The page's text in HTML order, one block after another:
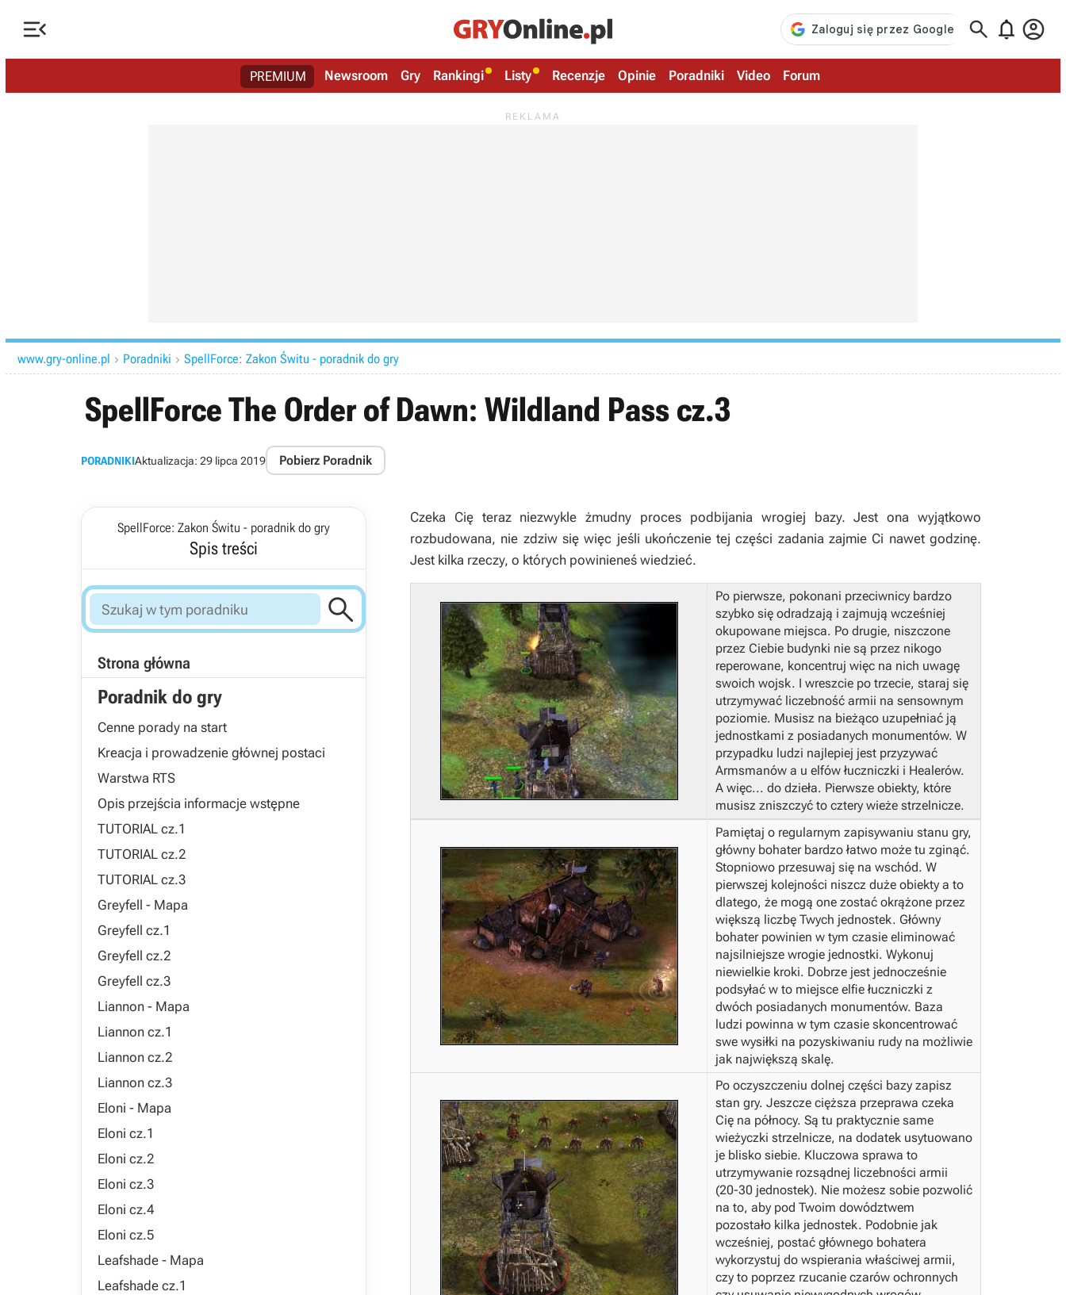
   
PREMIUM Newsroom Gry Rankingi Listy Recenzje Opinie Poradniki Video Forum
www.gry-online.pl  Poradniki  SpellForce: Zakon Świtu - poradnik do gry
SpellForce The Order of Dawn: Wildland Pass cz.3
PORADNIKIAktualizacja: 29 lipca 2019 Pobierz Poradnik
SpellForce: Zakon Świtu - poradnik do gry
Spis treści

Strona główna
Poradnik do gry
Cenne porady na start
Kreacja i prowadzenie głównej postaci
Warstwa RTS
Opis przejścia informacje wstępne
TUTORIAL cz.1
TUTORIAL cz.2
TUTORIAL cz.3
Greyfell - Mapa
Greyfell cz.1
Greyfell cz.2
Greyfell cz.3
Liannon - Mapa
Liannon cz.1
Liannon cz.2
Liannon cz.3
Eloni - Mapa
Eloni cz.1
Eloni cz.2
Eloni cz.3
Eloni cz.4
Eloni cz.5
Leafshade - Mapa
Leafshade cz.1
Czeka Cię teraz niezwykle żmudny proces podbijania wrogiej bazy. Jest ona wyjątkowo
rozbudowana, nie zdziw się więc jeśli ukończenie tej części zadania zajmie Ci nawet godzinę.
Jest kilka rzeczy, o których powinieneś wiedzieć.
Po pierwsze, pokonani przeciwnicy bardzo
szybko się odradzają i zajmują wcześniej
okupowane miejsca. Po drugie, niszczone
przez Ciebie budynki nie są przez nikogo
reperowane, koncentruj więc na nich uwagę
swoich wojsk. I wreszcie po trzecie, staraj się
utrzymywać liczebność armii na sensownym
poziomie. Musisz na bieżąco uzupełniać ją
jednostkami z posiadanych monumentów. W
przypadku ludzi najlepiej jest przyzywać
Armsmanów a u elfów łuczniczki i Healerów.
A więc... do dzieła. Pierwsze obiekty, które
musisz zniszczyć to cztery wieże strzelnicze.
Pamiętaj o regularnym zapisywaniu stanu gry,
główny bohater bardzo łatwo może tu zginąć.
Stopniowo przesuwaj się na wschód. W
pierwszej kolejności niszcz duże obiekty a to
dlatego, że mogą one zostać okrążone przez
większą liczbę Twych jednostek. Główny
bohater powinien w tym czasie eliminować
najsilniejsze wrogie jednostki. Wykonuj
niewielkie kroki. Dobrze jest jednocześnie
podsyłać w to miejsce elfie łuczniczki z
dwóch posiadanych monumentów. Baza
ludzi powinna w tym czasie skoncentrować
swe wysiłki na pozyskiwaniu rudy na możliwie
jak największą skalę.
Po oczyszczeniu dolnej części bazy zapisz
stan gry. Jeszcze cięższa przeprawa czeka
Cię na północy. Są tu praktycznie same
wieżyczki strzelnicze, na dodatek usytuowano
je blisko siebie. Kluczowa sprawa to
utrzymywanie rozsądnej liczebności armii
(20-30 jednostek). Nie możesz sobie pozwolić
na to, aby pod Twoim dowództwem
pozostało kilka jednostek. Podobnie jak
wcześniej, postać głównego bohatera
wykorzystuj do wspierania właściwej armii,
czy to poprzez rzucanie czarów ochronnych